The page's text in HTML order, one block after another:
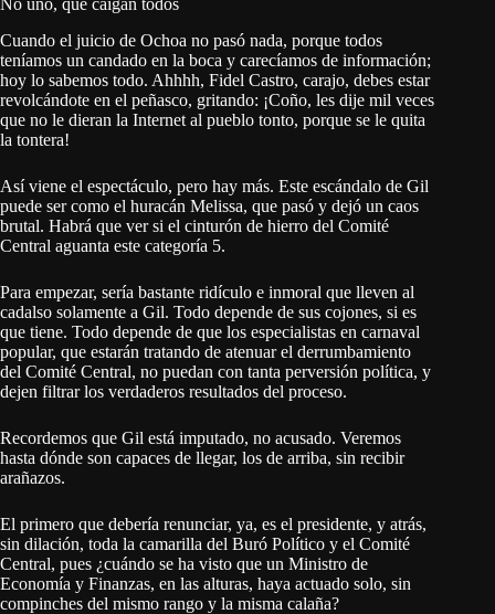
No uno, que caigan todos
Cuando el juicio de Ochoa no pasó nada, porque todos
teníamos un candado en la boca y carecíamos de información;
hoy lo sabemos todo. Ahhhh, Fidel Castro, carajo, debes estar
revolcándote en el peñasco, gritando: ¡Coño, les dije mil veces
que no le dieran la Internet al pueblo tonto, porque se le quita
la tontera!
Así viene el espectáculo, pero hay más. Este escándalo de Gil
puede ser como el huracán Melissa, que pasó y dejó un caos
brutal. Habrá que ver si el cinturón de hierro del Comité
Central aguanta este categoría 5.
Para empezar, sería bastante ridículo e inmoral que lleven al
cadalso solamente a Gil. Todo depende de sus cojones, si es
que tiene. Todo depende de que los especialistas en carnaval
popular, que estarán tratando de atenuar el derrumbamiento
del Comité Central, no puedan con tanta perversión política, y
dejen filtrar los verdaderos resultados del proceso.
Recordemos que Gil está imputado, no acusado. Veremos
hasta dónde son capaces de llegar, los de arriba, sin recibir
arañazos.
El primero que debería renunciar, ya, es el presidente, y atrás,
sin dilación, toda la camarilla del Buró Político y el Comité
Central, pues ¿cuándo se ha visto que un Ministro de
Economía y Finanzas, en las alturas, haya actuado solo, sin
compinches del mismo rango y la misma calaña?